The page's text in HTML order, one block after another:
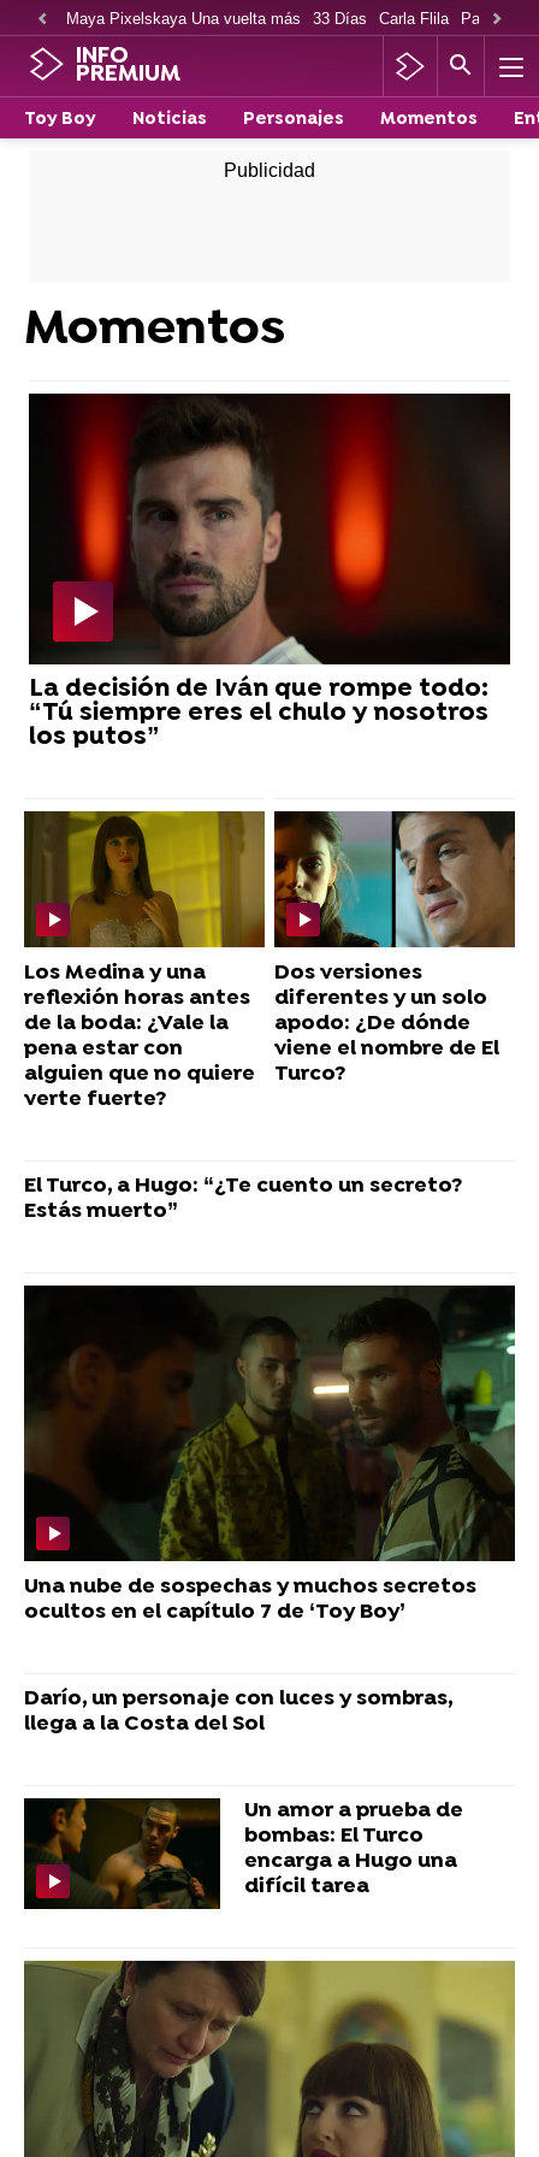
Maya Pixelskaya Una vuelta más 33 Días Carla Flila Paco
INFO
PREMIUM
Toy Boy Noticias Personajes Momentos
Momentos
La decisión de Iván que rompe todo:
“Tú siempre eres el chulo y nosotros
los putos”
Los Medina y una
reflexión horas antes
de la boda: ¿Vale la
pena estar con
alguien que no quiere
verte fuerte?
Dos versiones
diferentes y un solo
apodo: ¿De dónde
viene el nombre de El
Turco?
El Turco, a Hugo: “¿Te cuento un secreto?
Estás muerto”
Una nube de sospechas y muchos secretos
ocultos en el capítulo 7 de ‘Toy Boy’
Darío, un personaje con luces y sombras,
llega a la Costa del Sol
Un amor a prueba de
bombas: El Turco
encarga a Hugo una
difícil tarea